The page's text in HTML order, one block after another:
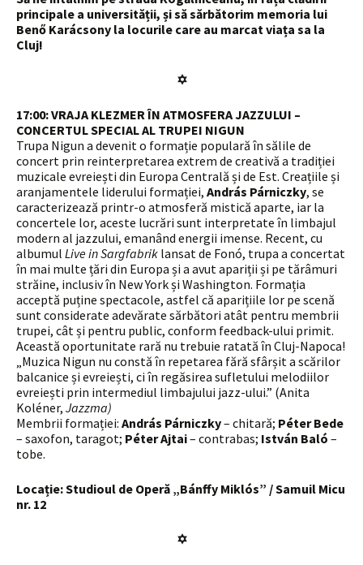
principale a universității, și să sărbătorim memoria lui
Benő Karácsony la locurile care au marcat viața sa la
Cluj!
✡
17:00: VRAJA KLEZMER ÎN ATMOSFERA JAZZULUI –
CONCERTUL SPECIAL AL TRUPEI NIGUN
Trupa Nigun a devenit o formație populară în sălile de
concert prin reinterpretarea extrem de creativă a tradiției
muzicale evreiești din Europa Centrală și de Est. Creațiile și
aranjamentele liderului formației, András Párniczky, se
caracterizează printr-o atmosferă mistică aparte, iar la
concertele lor, aceste lucrări sunt interpretate în limbajul
modern al jazzului, emanând energii imense. Recent, cu
albumul Live in Sargfabrik lansat de Fonó, trupa a concertat
în mai multe țări din Europa și a avut apariții și pe tărâmuri
străine, inclusiv în New York și Washington. Formația
acceptă puține spectacole, astfel că aparițiile lor pe scenă
sunt considerate adevărate sărbători atât pentru membrii
trupei, cât și pentru public, conform feedback-ului primit.
Această oportunitate rară nu trebuie ratată în Cluj-Napoca!
„Muzica Nigun nu constă în repetarea fără sfârșit a scărilor
balcanice și evreiești, ci în regăsirea sufletului melodiilor
evreiești prin intermediul limbajului jazz-ului.” (Anita
Koléner, Jazzma)
Membrii formației: András Párniczky– chitară; Péter Bede
– saxofon, taragot; Péter Ajtai– contrabas; István Baló –
tobe.
Locație: Studioul de Operă „Bánffy Miklós” / Samuil Micu
nr. 12
✡